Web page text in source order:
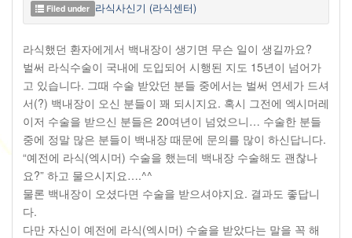
Filed under 라식사신기 (라식센터)
라식했던 환자에게서 백내장이 생기면 무슨 일이 생길까요?
벌써 라식수술이 국내에 도입되어 시행된 지도 15년이 넘어가
고 있습니다. 그때 수술 받았던 분들 중에서는 벌써 연세가 드셔
서(?) 백내장이 오신 분들이 꽤 되시지요. 혹시 그전에 엑시머레
이저 수술을 받으신 분들은 20여년이 넘었으니… 수술한 분들
중에 정말 많은 분들이 백내장 때문에 문의를 많이 하신답니다.
“예전에 라식(엑시머) 수술을 했는데 백내장 수술해도 괜찮나
요?” 하고 물으시지요….^^
물론 백내장이 오셨다면 수술을 받으셔야지요. 결과도 좋답니
다.
다만 자신이 예전에 라식(엑시머) 수술을 받았다는 말을 꼭 해